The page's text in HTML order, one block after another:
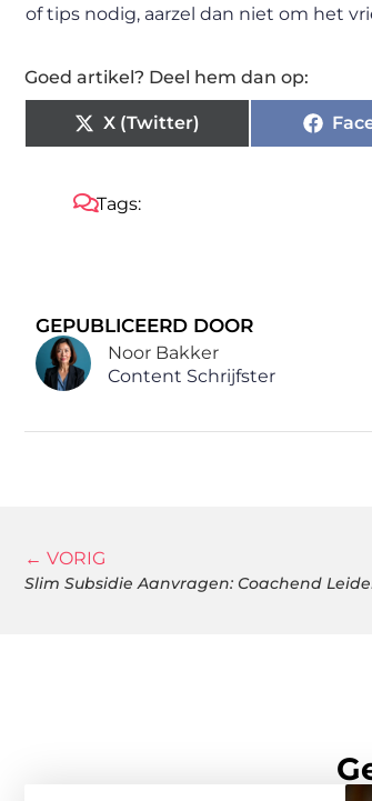
of tips nodig, aarzel dan niet om het
Goed artikel? Deel hem dan op:
X (Twitter)
Tags:
GEPUBLICEERD DOOR
Noor Bakker
Content Schrijfster
← VORIG